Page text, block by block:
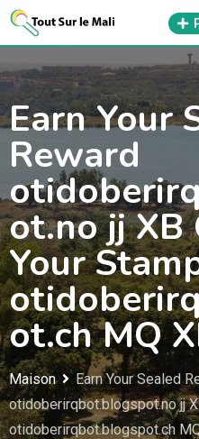
Aller
contenu
Earn Your
Reward
ot.no jj XB
Your
ot.ch MQ
Maison
Earn Your Sealed
otidoberirqbot.blogspot.no jj
otidoberirqbot.blogspot.ch